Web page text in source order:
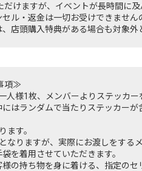
けますが、イベントが長時間に
ル・返金は一切お受けできません
店頭購入特典がある場合も対象外
項≫
様1枚、メンバーよりステッカー
はランダムで当たりステッカー
ます。
りますが、実際にお渡しをする
を着用させていただきます。
の持ち物を身に着ける、指定の